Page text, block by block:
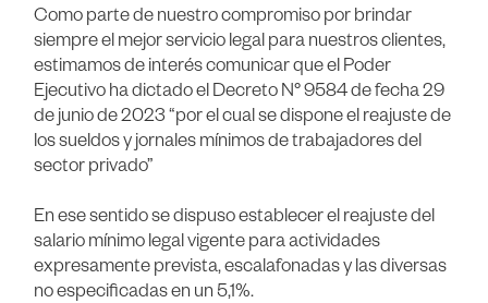
Como parte de nuestro compromiso por brindar
siempre el mejor servicio legal para nuestros clientes,
estimamos de interés comunicar que el Poder
Ejecutivo ha dictado el Decreto N° 9584 de fecha 29
de junio de 2023 “por el cual se dispone el reajuste de
los sueldos y jornales mínimos de trabajadores del
sector privado”
En ese sentido se dispuso establecer el reajuste del
salario mínimo legal vigente para actividades
expresamente prevista, escalafonadas y las diversas
no especificadas en un 5,1%.